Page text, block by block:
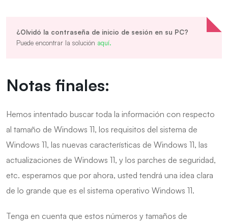
¿Olvidó la contraseña de inicio de sesión en su PC?
Puede encontrar la solución aquí.
Notas finales:
Hemos intentado buscar toda la información con respecto
al tamaño de Windows 11, los requisitos del sistema de
Windows 11, las nuevas características de Windows 11, las
actualizaciones de Windows 11, y los parches de seguridad,
etc. esperamos que por ahora, usted tendrá una idea clara
de lo grande que es el sistema operativo Windows 11.
Tenga en cuenta que estos números y tamaños de